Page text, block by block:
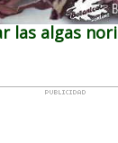
las algas nori